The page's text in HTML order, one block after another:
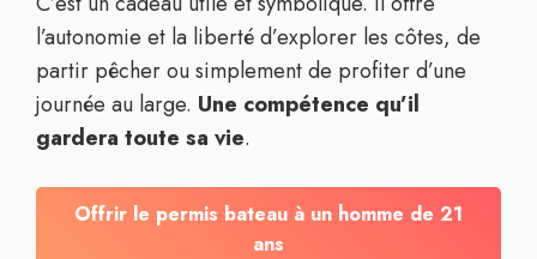
l’autonomie et la liberté d’explorer les côtes, de
partir pêcher ou simplement de profiter d’une
journée au large. Une compétence qu’il
gardera toute sa vie.
Offrir le permis bateau à un homme de 21
ans